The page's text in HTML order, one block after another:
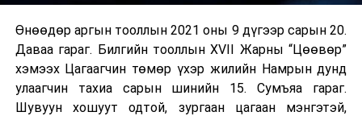
Өнөөдөр аргын тооллын 2021 оны 9 дүгээр сарын 20.
Даваа гараг. Билгийн тооллын XVII Жарны “Цөөвөр”
хэмээх Цагаагчин төмөр үхэр жилийн Намрын дунд
улаагчин тахиа сарын шинийн 15. Сумъяа гараг.
Шувуун хошуут одтой, зургаан цагаан мэнгэтэй,